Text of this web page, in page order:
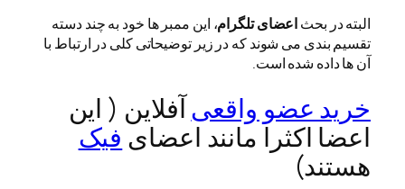
البته در بحثاعضای تلگرام، این ممبر ها خود به چند دسته
تقسیم بندی می شوند که در زیر توضیحاتی کلی در ارتباط با
آن ها داده شده است.
خرید عضو واقعیآفلاین ( این
اعضا اکثرا مانند اعضای فیک
هستند)